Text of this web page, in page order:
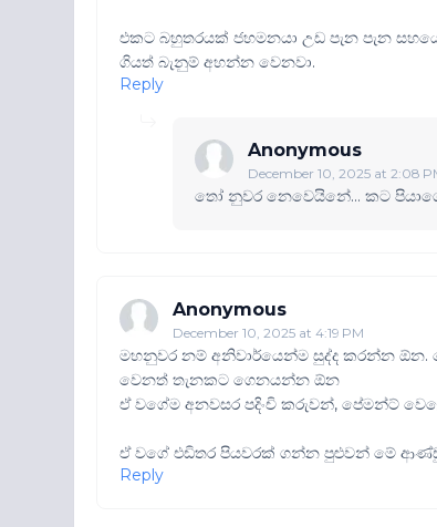
එකට බහුතරයක් ජහමනයා උඩ පැන පැන
ගියත් බැනුම් අහන්න වෙනවා.
Reply
Anonymous
December 10, 2025 at 2:08
තෝ නුවර නෙවෙයිනේ... කට
Anonymous
December 10, 2025 at 4:19 PM
මහනුවර නම් අනිවාර්යෙන්ම සුද්ද කරන්න
වෙනත් තැනකට ගෙනයන්න ඕන
ඒ වගේම අනවසර පදිංචි කරුවන්, පේමන්ට්
ඒ වගේ එඩිතර පියවරක් ගන්න පුළුවන් මේ
Reply